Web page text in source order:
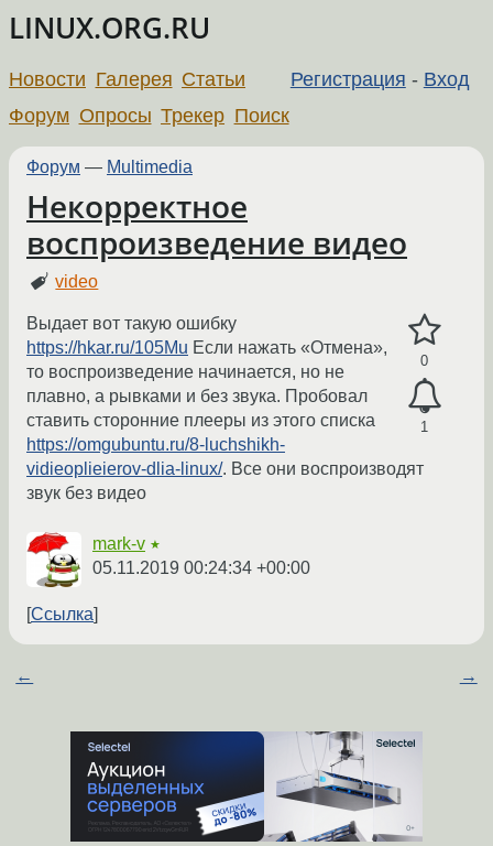
LINUX.ORG.RU
Регистрация - Вход
Новости Галерея Статьи
Форум Опросы Трекер Поиск
Форум — Multimedia
Некорректное
воспроизведение видео
video
0
1
Выдает вот такую ошибку
https://hkar.ru/105Mu Если нажать «Отмена»,
то воспроизведение начинается, но не
плавно, а рывками и без звука. Пробовал
ставить сторонние плееры из этого списка
https://omgubuntu.ru/8-luchshikh-
vidieoplieierov-dlia-linux/. Все они воспроизводят
звук без видео
mark-v ★
05.11.2019 00:24:34 +00:00
Ссылка
← →